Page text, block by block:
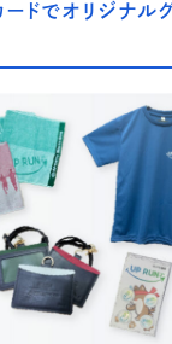
ードでオリジナル